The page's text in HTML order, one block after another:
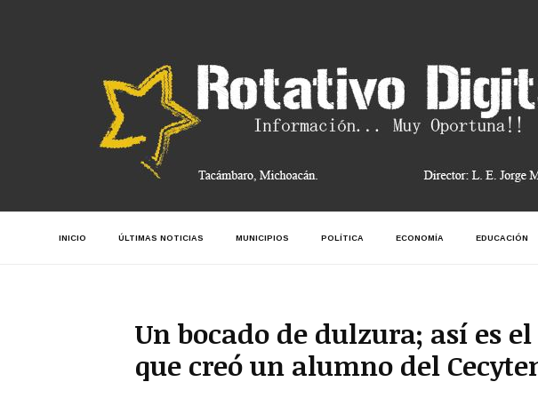
INICIO ÚLTIMAS NOTICIAS MUNICIPIOS POLÍTICA ECONOMÍA EDUCACIÓN
Un bocado de dulzura; así es
que creó un alumno del